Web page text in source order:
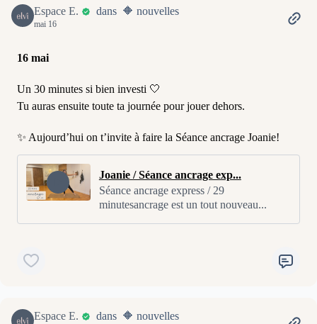
Espace E. dans 🔶 nouvelles
mai 16
16 mai
Un 30 minutes si bien investi 🤍
Tu auras ensuite toute ta journée pour jouer dehors.
✨ Aujourd’hui on t’invite à faire la Séance ancrage Joanie!
Joanie / Séance ancrage exp...
Séance ancrage express / 29
minutesancrage est un tout nouveau...
Espace E. dans 🔶 nouvelles